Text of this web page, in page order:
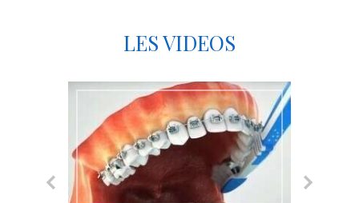
LES VIDEOS